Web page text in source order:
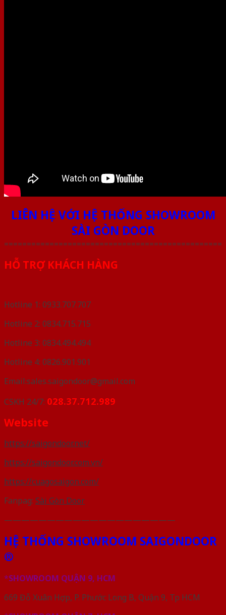
LIÊN HỆ VỚI HỆ THỐNG SHOWROOM
SÀI GÒN DOOR
================================================
HỖ TRỢ KHÁCH HÀNG
Hotline 1: 0933.707.707
Hotline 2: 0834.715.715
Hotline 3: 0834.494.494
Hotline 4: 0826.901.901
Email:sales.saigondoor@gmail.com
CSKH 24/7: 028.37.712.989
Website
https://saigondoor.net/
https://saigondoor.com.vn/
https://cuagosaigon.com/
Fanpag: Sài Gòn Door
————————————————————
HỆ THỐNG SHOWROOM SAIGONDOOR
®
*SHOWROOM QUẬN 9, HCM
669 Đỗ Xuân Hợp, P. Phước Long B, Quận 9, Tp HCM